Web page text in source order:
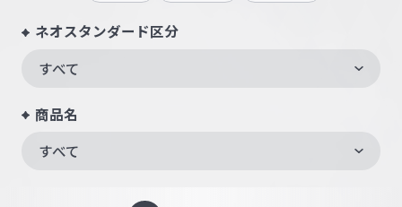
ネオスタンダード区分
すべて
商品名
すべて